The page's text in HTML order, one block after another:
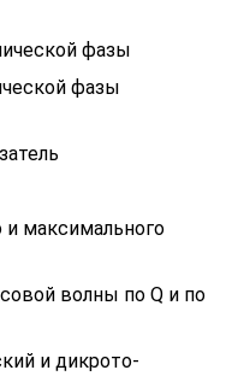
фазы
фазы
максимального
волны по Q и по
и дикрото-